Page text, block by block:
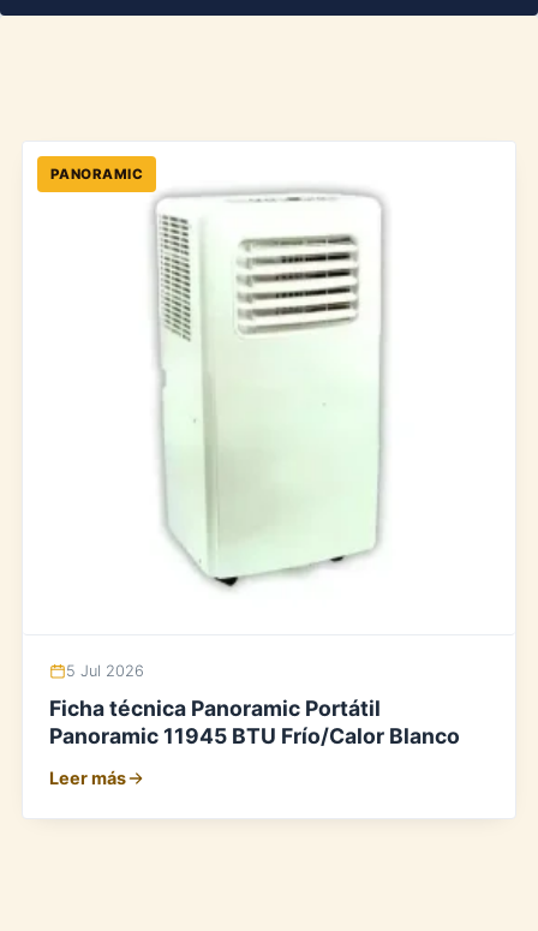
PANORAMIC
5 Jul 2026
Ficha técnica Panoramic Portátil
Panoramic 11945 BTU Frío/Calor Blanco
Leer más